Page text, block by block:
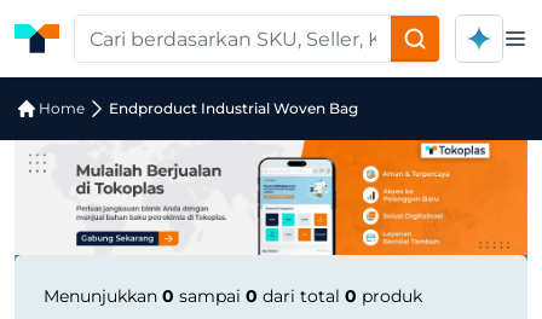
Home Endproduct Industrial Woven Bag
Jual Endproduct Industrial Woven
Menunjukkan 0 sampai 0 dari total 0 produk